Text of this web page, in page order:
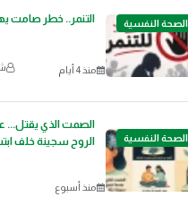
الصحة النفسية التنمر.. خطر صامت
منذ 4 أيام
الصحة النفسية
الصمت الذي يقتل...
الروح سجينة خلف
منذ أسبوع